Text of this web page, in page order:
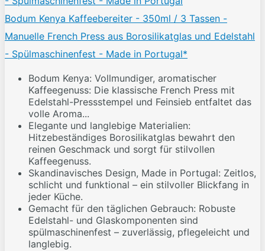
Bodum Kenya Kaffeebereiter - 350ml / 3 Tassen -
Manuelle French Press aus Borosilikatglas und Edelstahl
- Spülmaschinenfest - Made in Portugal*
Bodum Kenya: Vollmundiger, aromatischer
Kaffeegenuss: Die klassische French Press mit
Edelstahl-Pressstempel und Feinsieb entfaltet das
volle Aroma...
Elegante und langlebige Materialien:
Hitzebeständiges Borosilikatglas bewahrt den
reinen Geschmack und sorgt für stilvollen
Kaffeegenuss.
Skandinavisches Design, Made in Portugal: Zeitlos,
schlicht und funktional – ein stilvoller Blickfang in
jeder Küche.
Gemacht für den täglichen Gebrauch: Robuste
Edelstahl- und Glaskomponenten sind
spülmaschinenfest – zuverlässig, pflegeleicht und
langlebig.